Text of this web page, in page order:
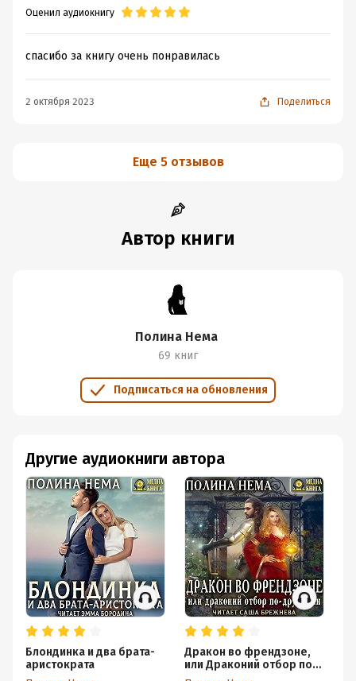
Оценил аудиокнигу
спасибо за книгу очень понравилась
2 октября 2023 Поделиться
Еще 5 отзывов
Автор книги
Полина Нема
69 книг
Подписаться на обновления
Другие аудиокниги автора
Блондинка и два брата-
аристократа
Дракон во френдзоне,
или Драконий отбор по-
дружески